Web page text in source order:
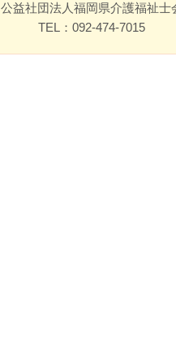
公益社団法人福岡県介護福祉士
TEL：092-474-7015